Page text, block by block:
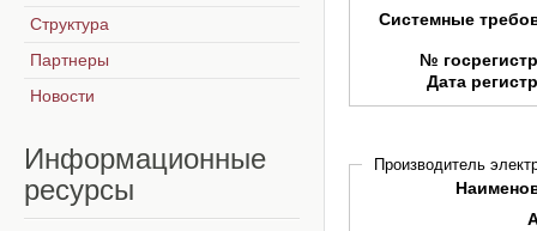
Системные
№
Дата
Производитель
Структура
Партнеры
Новости
Информационные
ресурсы